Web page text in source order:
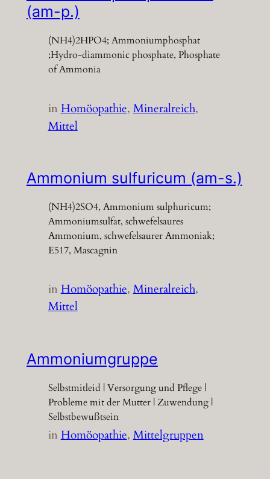
(am-p.)
(NH4)2HPO4; Ammoniumphosphat
;Hydro-diammonic phosphate, Phosphate
of Ammonia
inHomöopathie, Mineralreich
Mittel
Ammonium sulfuricum (am-s.)
(NH4)2SO4, Ammonium sulphuricum;
Ammoniumsulfat, schwefelsaures
Ammonium, schwefelsaurer Ammoniak;
E517, Mascagnin
inHomöopathie, Mineralreich
Mittel
Ammoniumgruppe
Selbstmitleid | Versorgung und Pflege |
Probleme mit der Mutter | Zuwendung |
Selbstbewußtsein
inHomöopathie, Mittelgruppen